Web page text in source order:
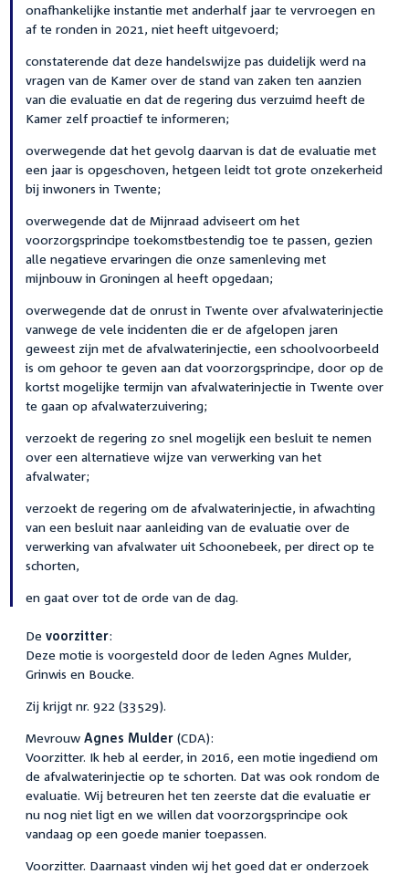
onafhankelijke instantie met anderhalf jaar te vervroegen en
af te ronden in 2021, niet heeft uitgevoerd;
constaterende dat deze handelswijze pas duidelijk werd na
vragen van de Kamer over de stand van zaken ten aanzien
van die evaluatie en dat de regering dus verzuimd heeft de
Kamer zelf proactief te informeren;
overwegende dat het gevolg daarvan is dat de evaluatie met
een jaar is opgeschoven, hetgeen leidt tot grote onzekerheid
bij inwoners in Twente;
overwegende dat de Mijnraad adviseert om het
voorzorgsprincipe toekomstbestendig toe te passen, gezien
alle negatieve ervaringen die onze samenleving met
mijnbouw in Groningen al heeft opgedaan;
overwegende dat de onrust in Twente over afvalwaterinjectie
vanwege de vele incidenten die er de afgelopen jaren
geweest zijn met de afvalwaterinjectie, een schoolvoorbeeld
is om gehoor te geven aan dat voorzorgsprincipe, door op de
kortst mogelijke termijn van afvalwaterinjectie in Twente over
te gaan op afvalwaterzuivering;
verzoekt de regering zo snel mogelijk een besluit te nemen
over een alternatieve wijze van verwerking van het
afvalwater;
verzoekt de regering om de afvalwaterinjectie, in afwachting
van een besluit naar aanleiding van de evaluatie over de
verwerking van afvalwater uit Schoonebeek, per direct op te
schorten,
en gaat over tot de orde van de dag.
De voorzitter:
Deze motie is voorgesteld door de leden Agnes Mulder,
Grinwis en Boucke.
Zij krijgt nr. 922 (33529).
Mevrouw Agnes Mulder (CDA):
Voorzitter. Ik heb al eerder, in 2016, een motie ingediend om
de afvalwaterinjectie op te schorten. Dat was ook rondom de
evaluatie. Wij betreuren het ten zeerste dat die evaluatie er
nu nog niet ligt en we willen dat voorzorgsprincipe ook
vandaag op een goede manier toepassen.
Voorzitter. Daarnaast vinden wij het goed dat er onderzoek